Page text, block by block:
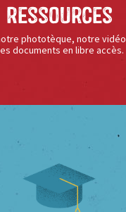
Ressources
phototèque, notre
documents en libre accès.